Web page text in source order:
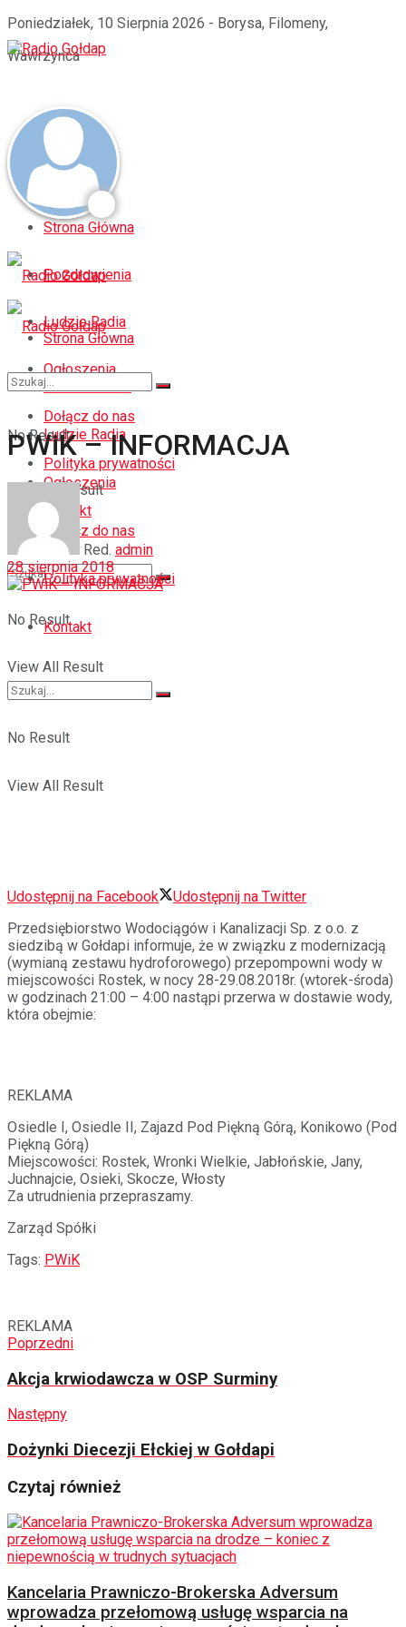
Poniedziałek, 10 Sierpnia 2026 - Borysa, Filomeny,
Wawrzynca
Strona Główna
Pozdrowienia
Ludzie Radia
Ogłoszenia
Dołącz do nas
Polityka prywatności
Kontakt
No Result
View All Result
Strona Główna
Pozdrowienia
Ludzie Radia
Ogłoszenia
Dołącz do nas
Polityka prywatności
Kontakt
No Result
View All Result
No Result
View All Result
PWiK – INFORMACJA
Red. admin
28 sierpnia 2018
Udostępnij na Facebook
Udostępnij na Twitter
Przedsiębiorstwo Wodociągów i Kanalizacji Sp. z o.o. z
siedzibą w Gołdapi informuje, że w związku z modernizacją
(wymianą zestawu hydroforowego) przepompowni wody w
miejscowości Rostek, w nocy 28-29.08.2018r. (wtorek-środa)
w godzinach 21:00 – 4:00 nastąpi przerwa w dostawie wody,
która obejmie:
REKLAMA
Osiedle I, Osiedle II, Zajazd Pod Piękną Górą, Konikowo (Pod
Piękną Górą)
Miejscowości: Rostek, Wronki Wielkie, Jabłońskie, Jany,
Juchnajcie, Osieki, Skocze, Włosty
Za utrudnienia przepraszamy.
Zarząd Spółki
Tags: PWiK
REKLAMA
Poprzedni
Akcja krwiodawcza w OSP Surminy
Następny
Dożynki Diecezji Ełckiej w Gołdapi
Czytaj również
Kancelaria Prawniczo-Brokerska Adversum
wprowadza przełomową usługę wsparcia na